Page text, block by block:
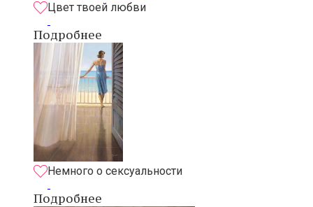
Цвет твоей любви
Подробнее
Немного о сексуальности
Подробнее